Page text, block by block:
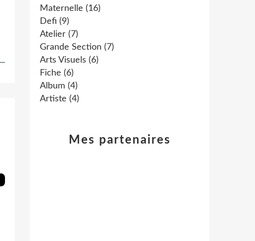
Maternelle (16)
Defi (9)
Atelier (7)
Grande Section (7)
Arts Visuels (6)
Fiche (6)
Album (4)
Artiste (4)
Mes partenaires